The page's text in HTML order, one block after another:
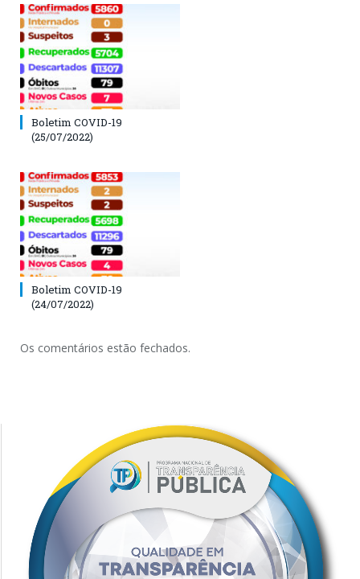
Boletim COVID-19
(25/07/2022)
Boletim COVID-19
(24/07/2022)
Os comentários estão fechados.